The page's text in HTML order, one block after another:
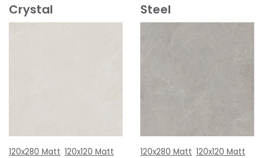
Crystal
120x280 Matt 120x120 Matt
Steel
120x280 Matt 120x120 Matt